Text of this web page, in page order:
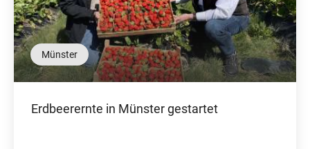
Münster
Erdbeerernte in Münster gestartet